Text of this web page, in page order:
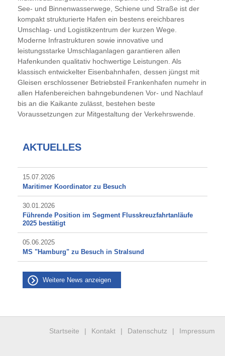
See- und Binnenwasserwege, Schiene und Straße ist der
kompakt strukturierte Hafen ein bestens ereichbares
Umschlag- und Logistikzentrum der kurzen Wege.
Moderne Infrastrukturen sowie innovative und
leistungsstarke Umschlaganlagen garantieren allen
Hafenkunden qualitativ hochwertige Leistungen. Als
klassisch entwickelter Eisenbahnhafen, dessen jüngst mit
Gleisen erschlossener Betriebsteil Frankenhafen numehr in
allen Hafenbereichen bahngebundenen Vor- und Nachlauf
bis an die Kaikante zulässt, bestehen beste
Voraussetzungen zur Mitgestaltung der Verkehrswende.
AKTUELLES
15.07.2026
Maritimer Koordinator zu Besuch
30.01.2026
Führende Position im Segment Flusskreuzfahrtanläufe
2025 bestätigt
05.06.2025
MS "Hamburg" zu Besuch in Stralsund
Weitere News anzeigen
Startseite | Kontakt | Datenschutz | Impressum